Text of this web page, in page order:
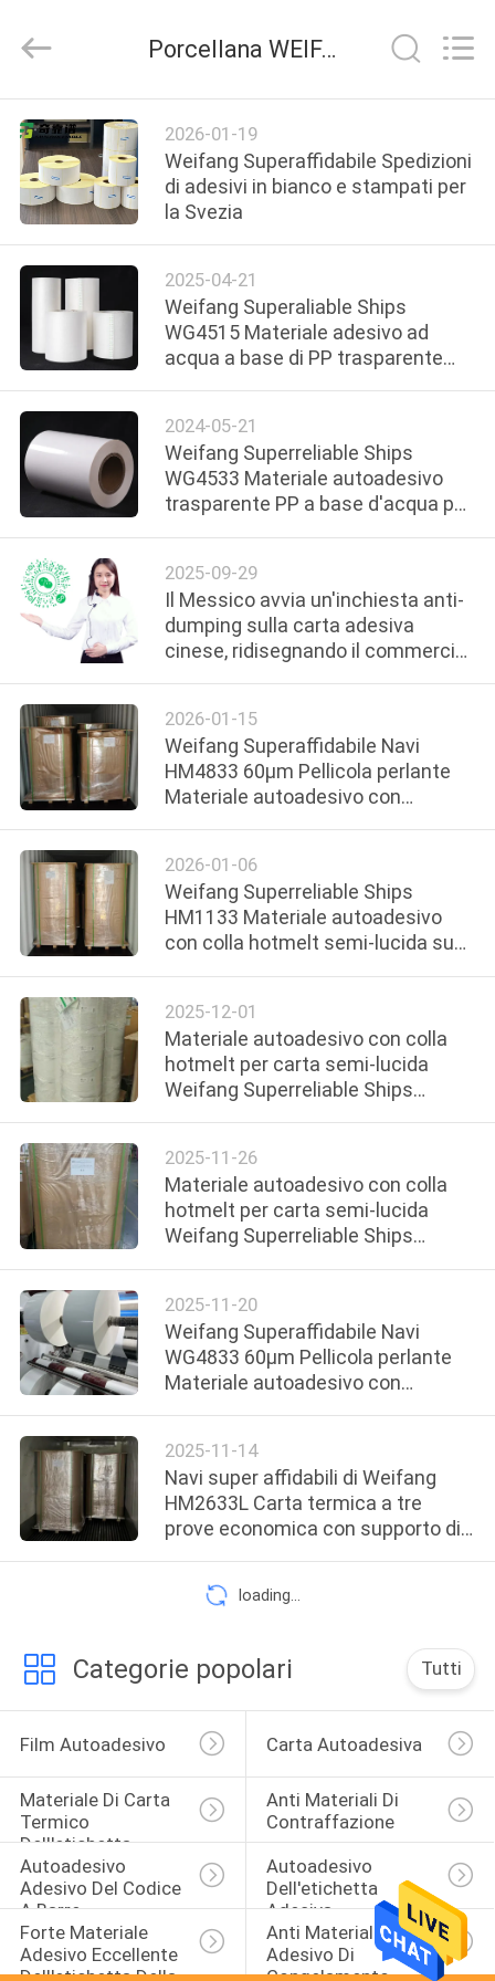
CASA
PRODOTTI
VIDEO
CIRCA
NOI
GIRO
DELLA
FABBRICA
CONTROLLO
DI
QUALITÀ
CONTATTICI
NOTIZIE
RICHIEDA
UNA
CITAZIONE
MAPPA
DEL
SITO
PRIVACY
POLICY
CO,LTD.
Porcellana WEIFANG SUPERRELIABLE TECHNOLOGY CO,LTD azienda news
2026-01-19
Weifang Superaffidabile Spedizioni
di adesivi in bianco e stampati per
la Svezia
2025-04-21
Weifang Superaliable Ships
WG4515 Materiale adesivo ad
acqua a base di PP trasparente
2024-05-21
Weifang Superreliable Ships
WG4533 Materiale autoadesivo
trasparente PP a base d'acqua per
2025-09-29
Il Messico avvia un'inchiesta anti-
dumping sulla carta adesiva
cinese, ridisegnando il commercio
2026-01-15
Weifang Superaffidabile Navi
HM4833 60μm Pellicola perlante
Materiale autoadesivo con
2026-01-06
Weifang Superreliable Ships
HM1133 Materiale autoadesivo
con colla hotmelt semi-lucida su
2025-12-01
Materiale autoadesivo con colla
hotmelt per carta semi-lucida
Weifang Superreliable Ships
2025-11-26
Materiale autoadesivo con colla
hotmelt per carta semi-lucida
Weifang Superreliable Ships
2025-11-20
Weifang Superaffidabile Navi
WG4833 60μm Pellicola perlante
Materiale autoadesivo con
2025-11-14
Navi super affidabili di Weifang
HM2633L Carta termica a tre
prove economica con supporto di
loading...
Categorie popolari Tutti
Film Autoadesivo Carta Autoadesiva
Materiale Di Carta
Termico
Dell'etichetta
Adesiva
Anti Materiali Di
Contraffazione
Autoadesivo
Adesivo Del Codice
A Barre
Autoadesivo
Dell'etichetta
Adesiva
Forte Materiale
Adesivo Eccellente
Dell'etichetta Della
Anti Materiale
Adesivo Di
Congelamento